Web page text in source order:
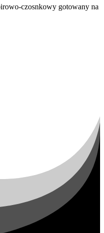
czosnkowy gotowany na